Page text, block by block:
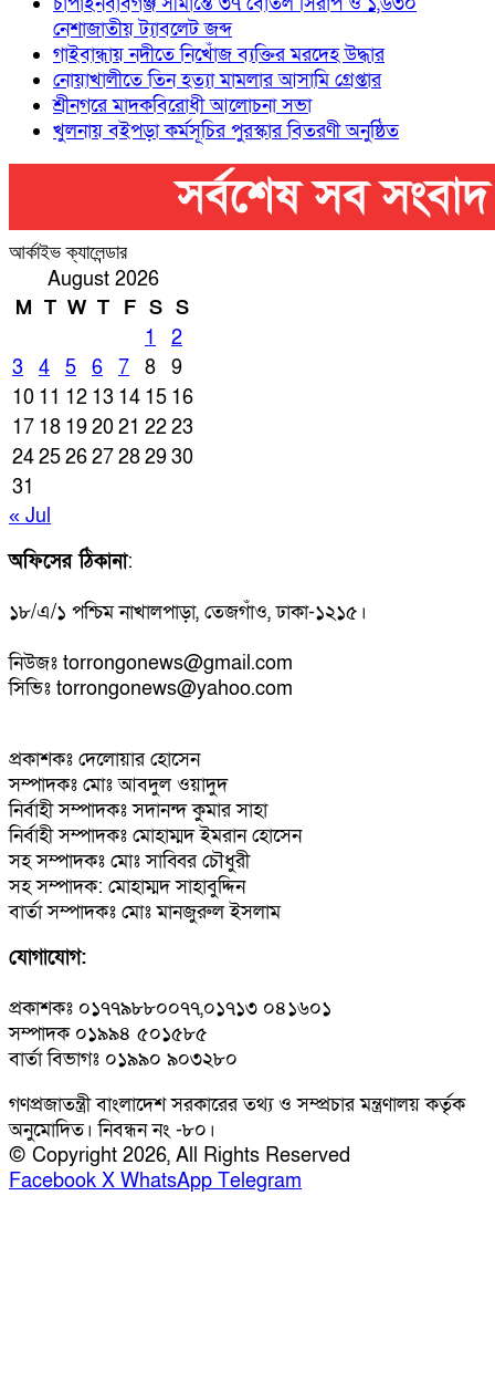
নেশাজাতীয় ট্যাবলেট জব্দ
গাইবান্ধায় নদীতে নিখোঁজ ব্যক্তির মরদেহ উদ্ধার
নোয়াখালীতে তিন হত্যা মামলার আসামি গ্রেপ্তার
শ্রীনগরে মাদকবিরোধী আলোচনা সভা
খুলনায় বইপড়া কর্মসূচির পুরস্কার বিতরণী অনুষ্ঠিত
আর্কাইভ ক্যালেন্ডার
August 2026
M T W T F S S
1
2
3
4 5 6 7 8
9
10 11 12 13 14 15 16
17 18 192021 2223
24252627282930
31
« Jul
অফিসের ঠিকানা:
১৮/এ/১ পশ্চিম নাখালপাড়া, তেজগাঁও, ঢাকা-১২১৫।
নিউজঃ torrongonews@gmail.com
সিভিঃ torrongonews@yahoo.com
প্রকাশকঃ দেলোয়ার হোসেন
সম্পাদকঃ মোঃ আবদুল ওয়াদুদ
নির্বাহী সম্পাদকঃ সদানন্দ কুমার সাহা
নির্বাহী সম্পাদকঃ মোহাম্মদ ইমরান হোসেন
সহ সম্পাদকঃ মোঃ সাব্বির চৌধুরী
সহ সম্পাদক: মোহাম্মদ সাহাবুদ্দিন
বার্তা সম্পাদকঃ মোঃ মানজুরুল ইসলাম
যোগাযোগ:
প্রকাশকঃ ০১৭৭৯৮৮০০৭৭,০১৭১৩ ০৪১৬০১
সম্পাদক ০১৯৯৪ ৫০১৫৮৫
বার্তা বিভাগঃ ০১৯৯০ ৯০৩২৮০
গণপ্রজাতন্ত্রী বাংলাদেশ সরকারের তথ্য ও সম্প্রচার মন্ত্রণালয় কর্তৃক
অনুমোদিত। নিবন্ধন নং -৮০।
© Copyright 2026, All Rights Reserved
Facebook X WhatsApp Telegram